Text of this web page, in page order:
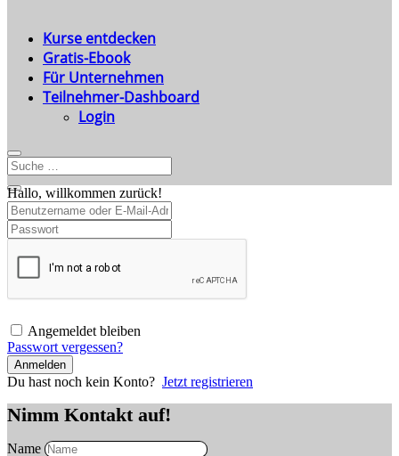
Kurse entdecken
Gratis-Ebook
Für Unternehmen
Teilnehmer-Dashboard
Login
Hallo, willkommen zurück!
Angemeldet bleiben
Passwort vergessen?
Anmelden
Du hast noch kein Konto? Jetzt registrieren
Nimm Kontakt auf!
Name